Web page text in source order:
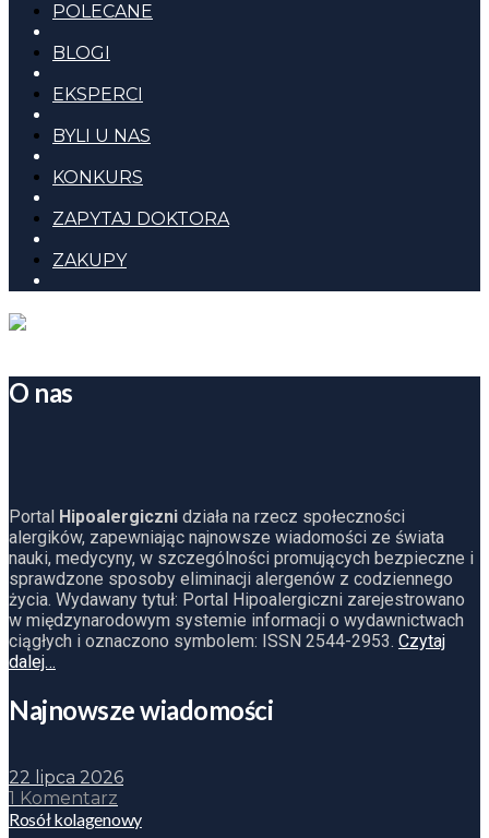
POLECANE
BLOGI
EKSPERCI
BYLI U NAS
KONKURS
ZAPYTAJ DOKTORA
ZAKUPY
O nas
Portal Hipoalergiczni działa na rzecz społeczności
alergików, zapewniając najnowsze wiadomości ze świata
nauki, medycyny, w szczególności promujących bezpieczne i
sprawdzone sposoby eliminacji alergenów z codziennego
życia. Wydawany tytuł: Portal Hipoalergiczni zarejestrowano
w międzynarodowym systemie informacji o wydawnictwach
ciągłych i oznaczono symbolem: ISSN 2544-2953. Czytaj
dalej…
Najnowsze wiadomości
22 lipca 2026
1 Komentarz
Rosół kolagenowy